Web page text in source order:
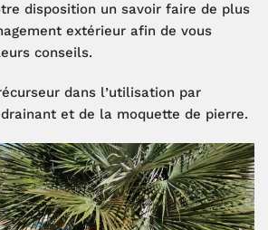
disposition un savoir faire de plus
extérieur afin de vous
conseils.
dans l’utilisation par
et de la moquette de pierre.